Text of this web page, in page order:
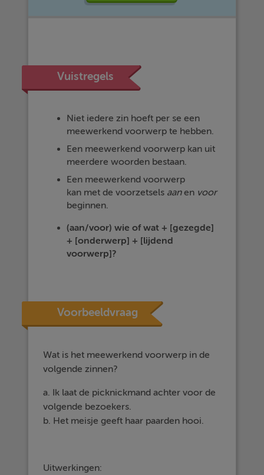
Vuistregels
Niet iedere zin hoeft per se een
meewerkend voorwerp te hebben.
Een meewerkend voorwerp kan uit
meerdere woorden bestaan.
Een meewerkend voorwerp
kan met de voorzetsels aanen voor
beginnen.
(aan/voor) wie of wat + [gezegde]
+ [onderwerp] + [lijdend
voorwerp]?
Voorbeeldvraag
Wat is het meewerkend voorwerp in de
volgende zinnen?
a. Ik laat de picknickmand achter voor de
volgende bezoekers.
b. Het meisje geeft haar paarden hooi.
Uitwerkingen: